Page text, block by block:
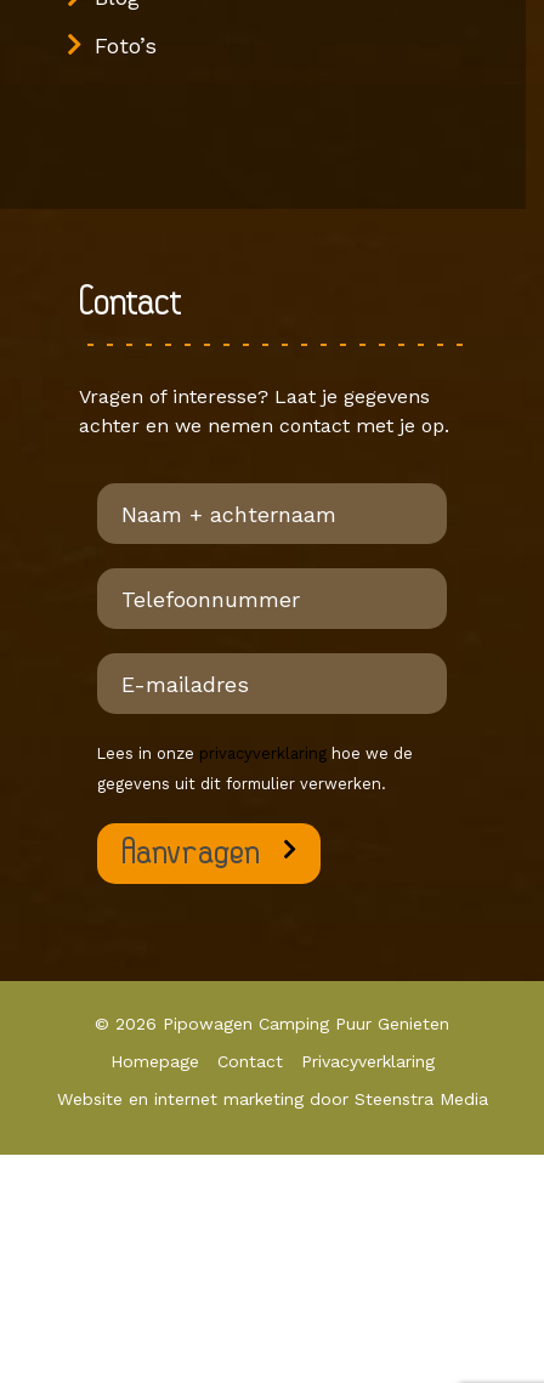
Foto’s
Contact
Vragen of interesse? Laat je gegevens
achter en we nemen contact met je op.
Lees in onze privacyverklaring hoe we de
gegevens uit dit formulier verwerken.
© 2026 Pipowagen Camping Puur Genieten
Homepage
Contact
Privacyverklaring
Website en internet marketing door Steenstra Media